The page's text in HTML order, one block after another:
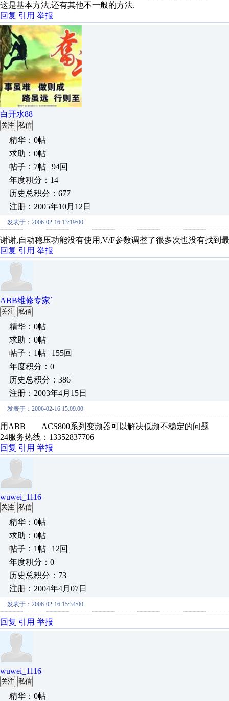
这是基本方法,还有其他不一般的方法.
回复 引用 举报
白开水88
关注 私信
精华：0帖
求助：0帖
帖子：7帖 | 94回
年度积分：14
历史总积分：677
注册：2005年10月12日
发表于：2006-02-16 13:19:00
谢谢,自动稳压功能没有使用,V/F参数调整了很多次也没有找到
回复 引用 举报
ABB维修专家`
关注 私信
精华：0帖
求助：0帖
帖子：1帖 | 155回
年度积分：0
历史总积分：386
注册：2003年4月15日
发表于：2006-02-16 15:09:00
用ABB ACS800系列变频器可以解决低频不稳定的问题
24服务热线：13352837706
回复 引用 举报
wuwei_1116
关注 私信
精华：0帖
求助：0帖
帖子：1帖 | 12回
年度积分：0
历史总积分：73
注册：2004年4月07日
发表于：2006-02-16 15:34:00
回复 引用 举报
wuwei_1116
关注 私信
精华：0帖